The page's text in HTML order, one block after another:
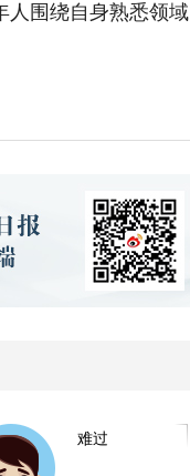
人围绕自身熟悉领
难过